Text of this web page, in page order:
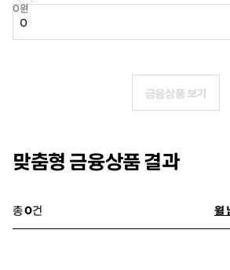
0원
금융상품 보기
맞춤형 금융상품 결과
총0건 월